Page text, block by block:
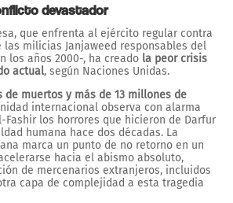
devastador
que enfrenta al ejército regular contra
las milicias Janjaweed responsables del
los años 2000-, ha creado la peor crisis
actual, según Naciones Unidas.
de muertos y más de 13 millones de
internacional observa con alarma
Fashir los horrores que hicieron de Darfur
humana hace dos décadas. La
marca un punto de no retorno en un
hacia el abismo absoluto,
de mercenarios extranjeros, incluidos
capa de complejidad a esta tragedia